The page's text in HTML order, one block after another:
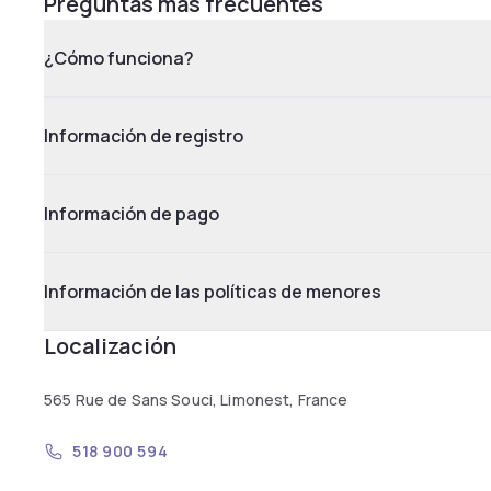
¿Cómo funciona?
Información de registro
Información de pago
Información de las políticas de menores
Localización
565 Rue de Sans Souci, Limonest, France
518 900 594